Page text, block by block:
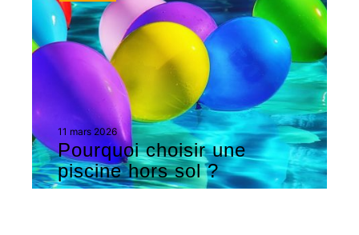
11 mars 2026
Pourquoi choisir une
piscine hors sol ?